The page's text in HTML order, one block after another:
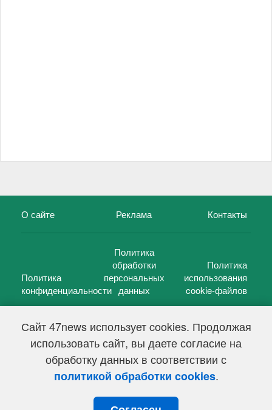
Сайт 47news использует cookies. Продолжая
использовать сайт, вы даете согласие на
обработку данных в соответствии с
политикой обработки cookies.
О сайте Реклама Контакты
Политика
конфиденциальности
Политика
обработки
персональных
данных
Политика
использования
cookie-файлов
47 новостей (47 news)2005 — 2026 г.
Свидетельство о регистрации СМИ Эл № ФС 77-39848, выдано
Федеральной службой по надзору в сфере связи,
информационных технологий и массовых коммуникаций